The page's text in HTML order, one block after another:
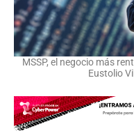
MSSP, el negocio más
Eustolio